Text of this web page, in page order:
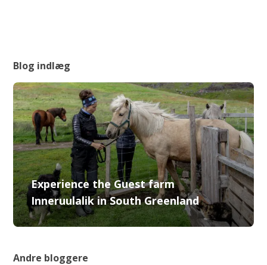
Blog indlæg
Experience the Guest farm
Inneruulalik in South Greenland
Andre bloggere